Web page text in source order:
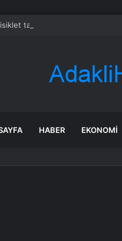
taytı üzerinden Vali’yi
HABER EKONOMI